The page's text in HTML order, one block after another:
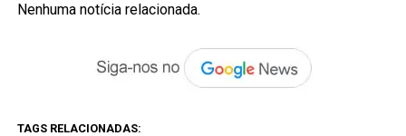
Nenhuma notícia relacionada.
TAGS RELACIONADAS: